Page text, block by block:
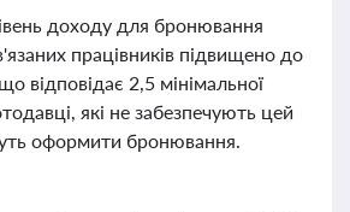
доходу для бронювання
працівників підвищено до
відповідає 2,5 мінімальної
які не забезпечують цей
оформити бронювання.